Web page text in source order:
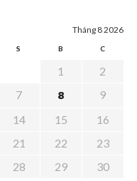
ngày ra rạp ViệtTháng 8 2026
S B C
1
2
7 8
9
14 15
16
21 22
23
28 29 30